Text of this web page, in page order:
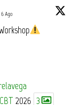
6 Ago
2026 3